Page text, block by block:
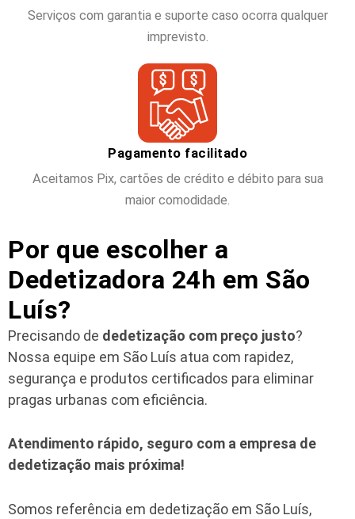
Serviços com garantia e suporte caso ocorra qualquer
imprevisto.
Pagamento facilitado
Aceitamos Pix, cartões de crédito e débito para sua
maior comodidade.
Por que escolher a
Dedetizadora 24h em São
Luís?
Precisando de dedetização com preço justo?
Nossa equipe em São Luís atua com rapidez,
segurança e produtos certificados para eliminar
pragas urbanas com eficiência.
Atendimento rápido, seguro com a empresa de
dedetização mais próxima!
Somos referência em dedetização em São Luís,